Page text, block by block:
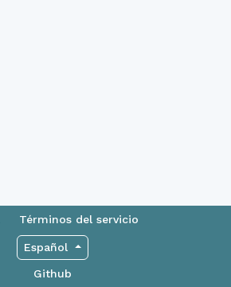
Términos del servicio
Español
Github